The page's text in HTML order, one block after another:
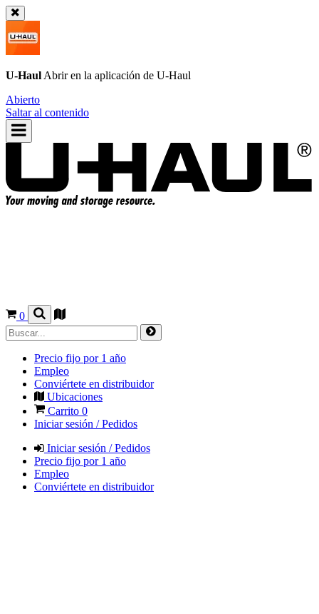
U-Haul Abrir en la aplicación de U-Haul
Abierto
Saltar al contenido
0
Precio fijo por 1 año
Empleo
Conviértete en distribuidor
Ubicaciones
Carrito 0
Iniciar sesión / Pedidos
Iniciar sesión / Pedidos
Precio fijo por 1 año
Empleo
Conviértete en distribuidor